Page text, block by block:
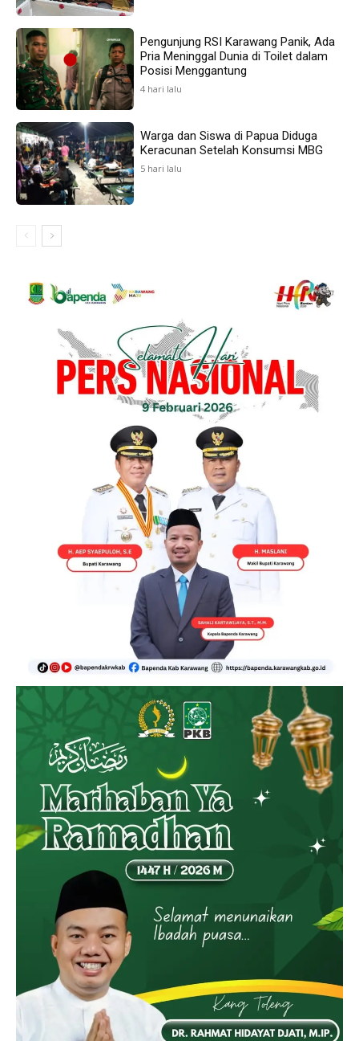
Pengunjung RSI Karawang Panik, Ada
Pria Meninggal Dunia di Toilet dalam
Posisi Menggantung
4 hari lalu
Warga dan Siswa di Papua Diduga
Keracunan Setelah Konsumsi MBG
5 hari lalu